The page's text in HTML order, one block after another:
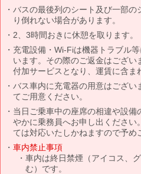
バスの最後列のシート及び一部の
り倒れない場合があります。
2、3時間おきに休憩を取ります。
充電設備・Wi-Fiは機器トラブル
います。その際のご返金はござ
付加サービスとなり、運賃に含ま
バス車内に充電器の用意はござい
てご用意ください。
当日ご乗車中の座席の相違や設
やかに乗務員へお申し出ください
ては対応いたしかねますので予め
車内禁止事項
車内は終日禁煙（アイコス、
む）です。